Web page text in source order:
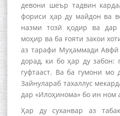
девони шеър тадвин
фориси ҳар ду майдон ва
назми тозӣ қодир ва
моҳир ва ба ғояти закои
аз тарафи Муҳаммади
дорад, ки бо ҳар ду
гуфтааст. Ва ба гумони
Зайнулараб тахаллус
дар «Илоҳинома» бо ин ном
Ҳар ду суханвар аз